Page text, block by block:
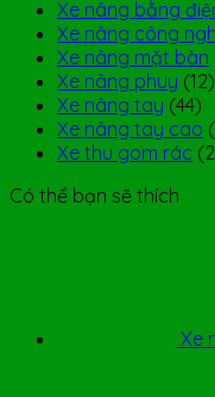
Xe nâng bằng
Xe nâng công
Xe nâng mặt bàn
Xe nâng phuy (12)
Xe nâng tay (44)
Xe nâng tay cao
Xe thu gom rác
Có thể bạn sẽ thích
Xe